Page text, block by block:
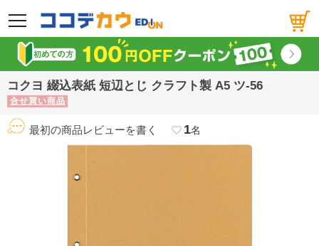
メニュー
コクヨ 綴込表紙 短辺とじ クラフト製 A5 ツ-56
合せ買い商品
最初の商品レビューを書く favorite_border 1名